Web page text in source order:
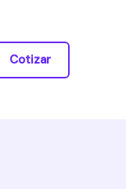
Cotizar